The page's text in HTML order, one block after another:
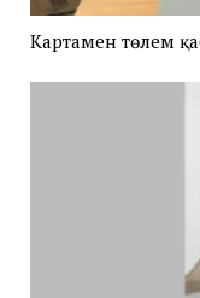
Картамен төлем